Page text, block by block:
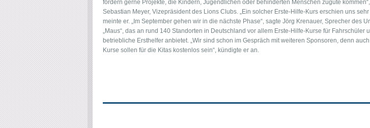
fördern gerne Projekte, die Kindern, Jugendlichen oder behinderten Menschen zugute
Sebastian Meyer, Vizepräsident des Lions Clubs. „Ein solcher Erste-Hilfe-Kurs erschien uns sehr
meinte er. „Im September gehen wir in die nächste Phase“, sagte Jörg Krenauer, Sprecher des
„Maus“, das an rund 140 Standorten in Deutschland vor allem Erste-Hilfe-Kurse für Fahrschüler
betriebliche Ersthelfer anbietet. „Wir sind schon im Gespräch mit weiteren Sponsoren, denn
Kurse sollen für die Kitas kostenlos sein“, kündigte er an.